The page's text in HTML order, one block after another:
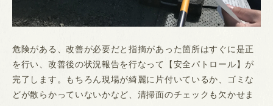
危険がある、改善が必要だと指摘があった箇所はすぐに是正
を行い、改善後の状況報告を行なって【安全パトロール】が
完了します。もちろん現場が綺麗に片付いているか、ゴミな
どが散らかっていないかなど、清掃面のチェックも欠かせま